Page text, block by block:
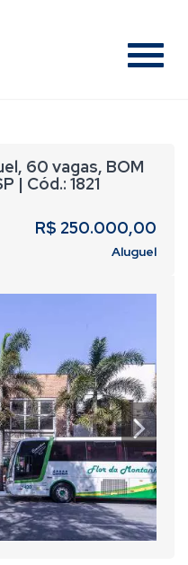
#
60 vagas, BOM
| Cód.: 1821
R$ 250.000,00
Aluguel